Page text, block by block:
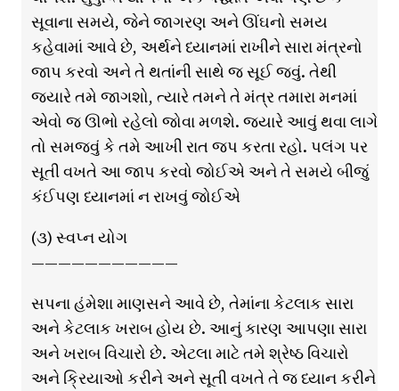
સૂવાના સમયે, જેને જાગરણ અને ઊંઘનો સમય
કહેવામાં આવે છે, અર્થને ધ્યાનમાં રાખીને સારા મંત્રનો
જાપ કરવો અને તે થતાંની સાથે જ સૂઈ જવું. તેથી
જ્યારે તમે જાગશો, ત્યારે તમને તે મંત્ર તમારા મનમાં
એવો જ ઊભો રહેલો જોવા મળશે. જ્યારે આવું થવા લાગે
તો સમજવું કે તમે આખી રાત જપ કરતા રહો. પલંગ પર
સૂતી વખતે આ જાપ કરવો જોઈએ અને તે સમયે બીજું
કંઈપણ ધ્યાનમાં ન રાખવું જોઈએ
(૩) સ્વપ્ન યોગ
———————————
સપના હંમેશા માણસને આવે છે, તેમાંના કેટલાક સારા
અને કેટલાક ખરાબ હોય છે. આનું કારણ આપણા સારા
અને ખરાબ વિચારો છે. એટલા માટે તમે શ્રેષ્ઠ વિચારો
અને ક્રિયાઓ કરીને અને સૂતી વખતે તે જ ધ્યાન કરીને